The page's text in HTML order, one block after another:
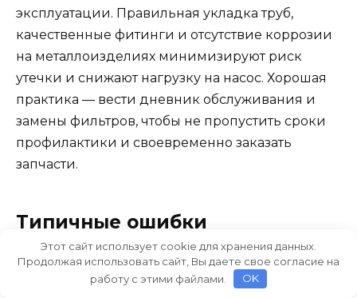
эксплуатации. Правильная укладка труб,
качественные фитинги и отсутствие коррозии
на металлоизделиях минимизируют риск
утечки и снижают нагрузку на насос. Хорошая
практика — вести дневник обслуживания и
замены фильтров, чтобы не пропустить сроки
профилактики и своевременно заказать
запчасти.
Типичные ошибки
начинающих и как их
избежать
Этот сайт использует cookie для хранения данных.
Продолжая использовать сайт, Вы даете свое согласие на
работу с этими файлами.
OK